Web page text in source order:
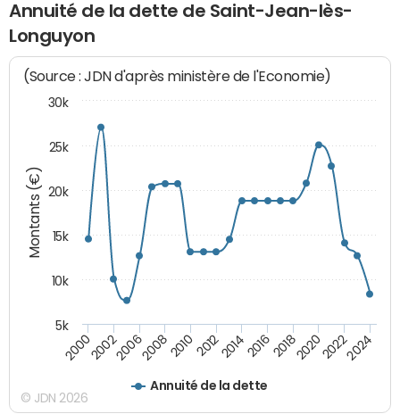
Annuité de la dette de Saint-Jean-lès-
Longuyon
Montants (€)
(Source : JDN d'après ministère de l'Economie)
Annuité de la dette
200020022006200820102012201420162018202020222024
5k
10k
15k
20k
25k
30k
© JDN 2026